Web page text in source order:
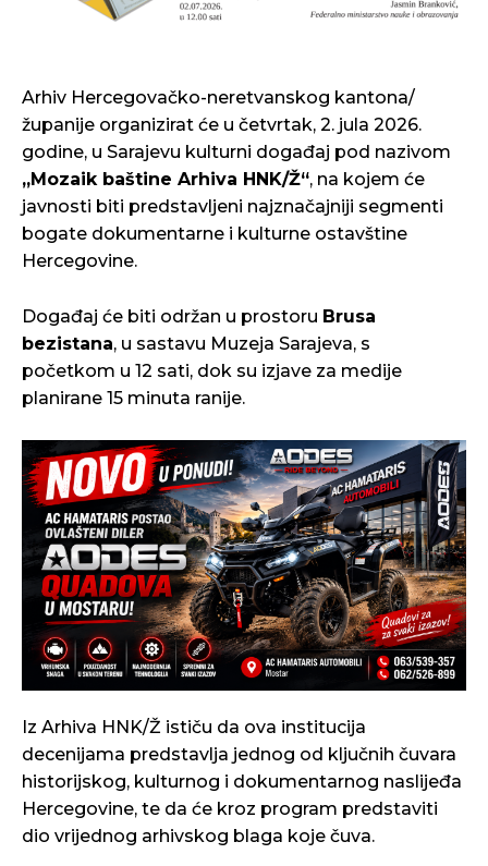
Arhiv Hercegovačko-neretvanskog kantona/
županije organizirat će u četvrtak, 2. jula 2026.
godine, u Sarajevu kulturni događaj pod nazivom
„Mozaik baštine Arhiva HNK/Ž“, na kojem će
javnosti biti predstavljeni najznačajniji segmenti
bogate dokumentarne i kulturne ostavštine
Hercegovine.
Događaj će biti održan u prostoru Brusa
bezistana, u sastavu Muzeja Sarajeva, s
početkom u 12 sati, dok su izjave za medije
planirane 15 minuta ranije.
Iz Arhiva HNK/Ž ističu da ova institucija
decenijama predstavlja jednog od ključnih čuvara
historijskog, kulturnog i dokumentarnog naslijeđa
Hercegovine, te da će kroz program predstaviti
dio vrijednog arhivskog blaga koje čuva.